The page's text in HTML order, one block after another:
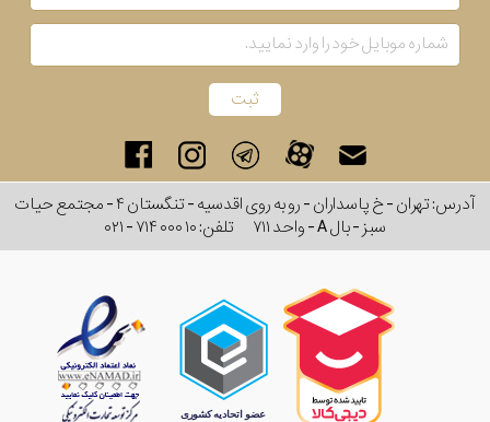
بکار
رفته
جنس
بکاررفته
آدرس: تهران - خ پاسداران - رو به روی اقدسیه - تنگستان ۴ - مجتمع حیات
سبز - بال A - واحد ۷۱۱
تلفن:۰۲۱ - ۷۱۴ ۰۰۰ ۱۰